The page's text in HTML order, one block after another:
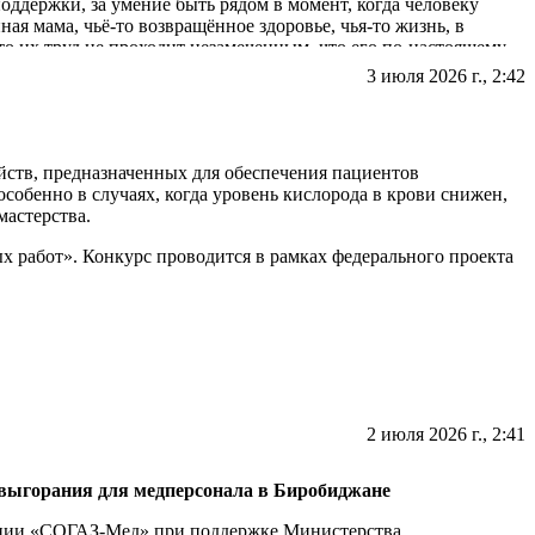
от обоих партнеров).
в архив при оформлении карты ЭКО, поэтому
за умение быть рядом в момент, когда человеку
мама, чьё-то возвращённое здоровье, чья-то жизнь, в
их труд не проходит незамеченным, что его по-настоящему
участие в акции стало возможностью публично сказать
адрес врача-нефролога областной больницы Магрычевой
За высокий профессиональный уровень. Все подробно
подведут 21 июля.
3 июля 2026 г., 2:42
предназначенных для обеспечения пациентов
в случаях, когда уровень кислорода в крови снижен,
Конкурс проводится в рамках федерального проекта
2 июля 2026 г., 2:41
для медперсонала в Биробиджане
«СОГАЗ-Мед» при поддержке Министерства